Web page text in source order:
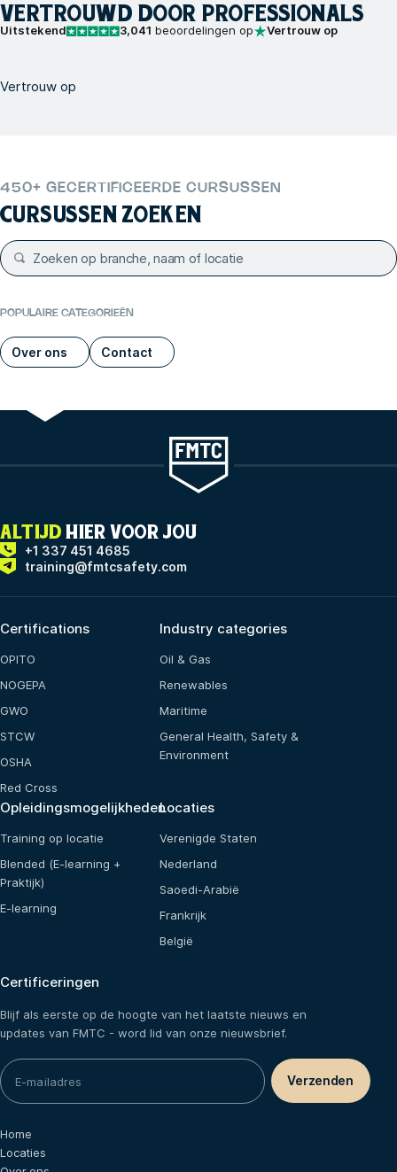
VERTROUWD DOOR PROFESSIONALS
Uitstekend 3,041 beoordelingen op Vertrouw op
Vertrouw op
450+ GECERTIFICEERDE CURSUSSEN
CURSUSSEN ZOEKEN
POPULAIRE CATEGORIEËN
Over ons Contact
ALTIJD HIER VOOR JOU
+1 337 451 4685
training@fmtcsafety.com
Certifications
OPITO
NOGEPA
GWO
STCW
OSHA
Red Cross
Industry categories
Oil & Gas
Renewables
Maritime
General Health, Safety &
Environment
Opleidingsmogelijkheden
Training op locatie
Blended (E-learning +
Praktijk)
E-learning
Locaties
Verenigde Staten
Nederland
Saoedi-Arabië
Frankrijk
België
Certificeringen
Blijf als eerste op de hoogte van het laatste nieuws en
updates van FMTC - word lid van onze nieuwsbrief.
Home
Locaties